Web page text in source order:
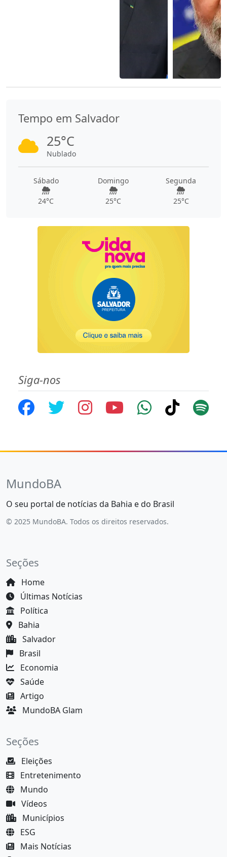
Tempo em Salvador
25°C
Nublado
Sábado
24°C
Domingo
25°C
Segunda
25°C
Siga-nos
MundoBA
O seu portal de notícias da Bahia e do Brasil
© 2025 MundoBA. Todos os direitos reservados.
Seções
Home
Últimas Notícias
Política
Bahia
Salvador
Brasil
Economia
Saúde
Artigo
MundoBA Glam
Seções
Eleições
Entretenimento
Mundo
Vídeos
Municípios
ESG
Mais Notícias